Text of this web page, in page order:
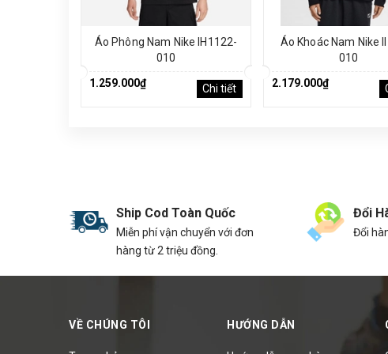
Áo Phông Nam Nike IH1122-
010
1.259.000₫
Chi tiết
Áo Khoác Nam Nike
010
2.179.000₫
Ship Cod Toàn Quốc
Miễn phí vận chuyển với đơn
hàng từ 2 triệu đồng.
Đổi
Đổi
VỀ CHÚNG TÔI HƯỚNG DẪN